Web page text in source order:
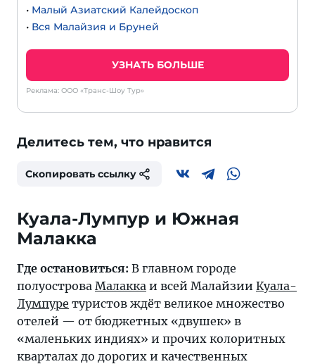
• Малый Азиатский Калейдоскоп
• Вся Малайзия и Бруней
УЗНАТЬ БОЛЬШЕ
Реклама: ООО «Транс-Шоу Тур»
Делитесь тем, что нравится
Скопировать ссылку
Куала-Лумпур и Южная
Малакка
Где остановиться: В главном городе
полуострова Малакка и всей Малайзии Куала-
Лумпуре туристов ждёт великое множество
отелей — от бюджетных «двушек» в
«маленьких индиях» и прочих колоритных
кварталах до дорогих и качественных